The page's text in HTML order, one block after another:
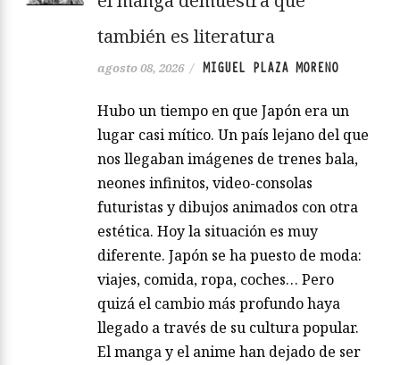
también es literatura
agosto 08, 2026 / MIGUEL PLAZA MORENO
Hubo un tiempo en que Japón era un
lugar casi mítico. Un país lejano del que
nos llegaban imágenes de trenes bala,
neones infinitos, video-consolas
futuristas y dibujos animados con otra
estética. Hoy la situación es muy
diferente. Japón se ha puesto de moda:
viajes, comida, ropa, coches… Pero
quizá el cambio más profundo haya
llegado a través de su cultura popular.
El manga y el anime han dejado de ser